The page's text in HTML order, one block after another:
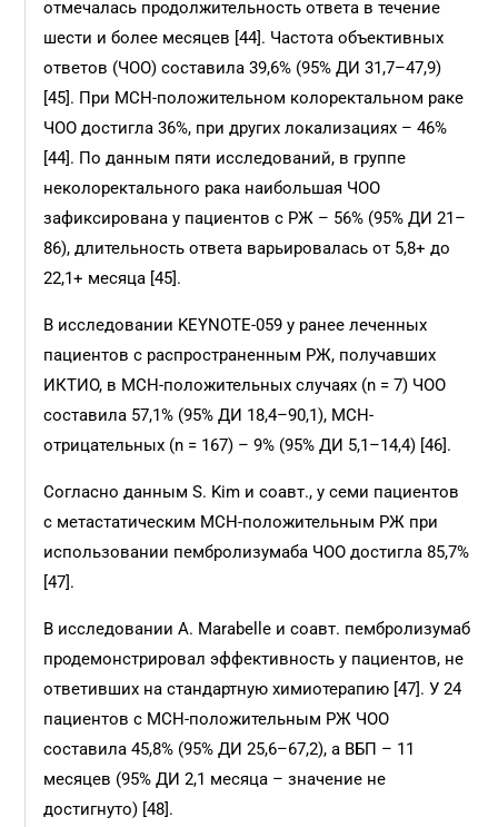
отмечалась продолжительность ответа в течение
шести и более месяцев [44]. Частота объективных
ответов (ЧОО) составила 39,6% (95% ДИ 31,7–47,9)
[45]. При МСН-положительном колоректальном раке
ЧОО достигла 36%, при других локализациях – 46%
[44]. По данным пяти исследований, в группе
неколоректального рака наибольшая ЧОО
зафиксирована у пациентов с РЖ – 56% (95% ДИ 21–
86), длительность ответа варьировалась от 5,8+ до
22,1+ месяца [45].
В исследовании KEYNOTE-059 у ранее леченных
пациентов с распространенным РЖ, получавших
ИКТИО, в МСН-положительных случаях (n = 7) ЧОО
составила 57,1% (95% ДИ 18,4–90,1), МСН-
отрицательных (n = 167) – 9% (95% ДИ 5,1–14,4) [46].
Согласно данным S. Kim и соавт., у семи пациентов
с метастатическим МСН-положительным РЖ при
использовании пембролизумаба ЧОО достигла 85,7%
[47].
В исследовании A. Marabelle и соавт. пембролизумаб
продемонстрировал эффективность у пациентов, не
ответивших на стандартную химиотерапию [47]. У 24
пациентов с МСН-положительным РЖ ЧОО
составила 45,8% (95% ДИ 25,6–67,2), а ВБП – 11
месяцев (95% ДИ 2,1 месяца – значение не
достигнуто) [48].